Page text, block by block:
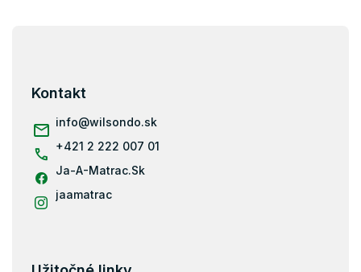
Kontakt
info@wilsondo.sk
+421 2 222 007 01
Ja-A-Matrac.Sk
jaamatrac